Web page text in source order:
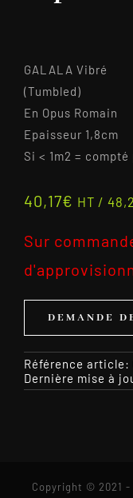
GALALA Vibré
(Tumbled)
En Opus Romain
Epaisseur 1,8cm
Si < 1m2 = compté
40,17€ HT /
Sur
DEMANDE
Référence article:
Dernière mise à
Copyright © 2021 -